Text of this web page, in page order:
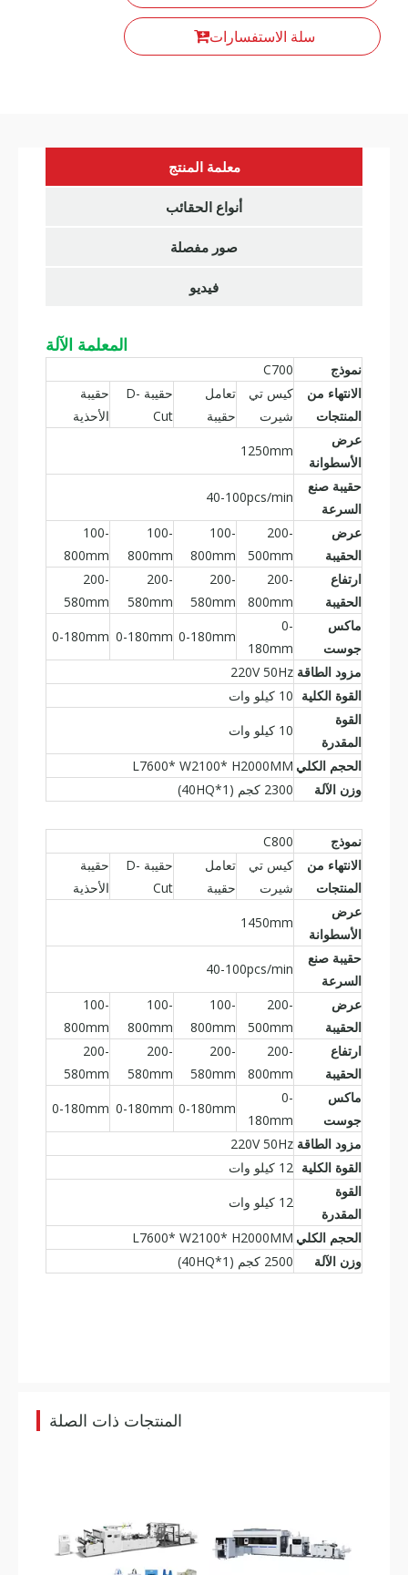
سلة الاستفسارات
معلمة المنتج
أنواع الحقائب
صور مفصلة
فيديو
المعلمة الآلة
نموذج
C700
الانتهاء من
المنتجات
كيس تي
شيرت
تعامل
حقيبة
حقيبة D-
Cut
حقيبة
الأحذية
عرض
الأسطوانة
1250mm
حقيبة صنع
السرعة
40-100pcs/min
عرض
الحقيبة
200-
500mm
100-
800mm
100-
800mm
100-
800mm
ارتفاع
الحقيبة
200-
800mm
200-
580mm
200-
580mm
200-
580mm
ماكس
جوست
0-
180mm
0-180mm
0-180mm
0-180mm
مزود الطاقة 220V 50Hz
القوة الكلية 10 كيلو وات
القوة
المقدرة
10 كيلو وات
الحجم الكلي L7600* W2100* H2000MM
وزن الآلة
2300 كجم (40HQ*1)
نموذج
C800
الانتهاء من
المنتجات
كيس تي
شيرت
تعامل
حقيبة
حقيبة D-
Cut
حقيبة
الأحذية
عرض
الأسطوانة
1450mm
حقيبة صنع
السرعة
40-100pcs/min
عرض
الحقيبة
200-
500mm
100-
800mm
100-
800mm
100-
800mm
ارتفاع
الحقيبة
200-
800mm
200-
580mm
200-
580mm
200-
580mm
ماكس
جوست
0-
180mm
0-180mm
0-180mm
0-180mm
مزود الطاقة 220V 50Hz
القوة الكلية 12 كيلو وات
القوة
المقدرة
12 كيلو وات
الحجم الكلي L7600* W2100* H2000MM
وزن الآلة
2500 كجم (40HQ*1)
المنتجات ذات الصلة
آلة صنع الأكياس غير المنسوجة ذات مجمعة جانبية آلة صنع الأكياس غير المنسوجة 5 في 1 OYANG 15 - B700/800 (بدون مقبض عبر الإنترنت)